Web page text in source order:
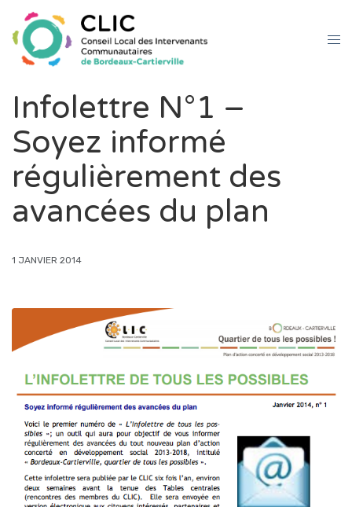
Infolettre N°1 –
Soyez informé
régulièrement des
avancées du plan
1 JANVIER 2014